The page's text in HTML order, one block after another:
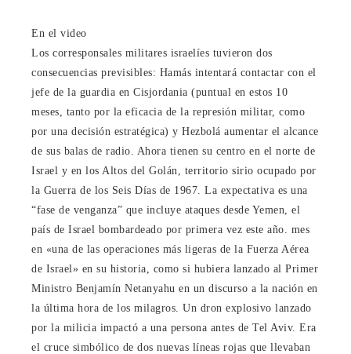
En el video
Los corresponsales militares israelíes tuvieron dos
consecuencias previsibles: Hamás intentará contactar con el
jefe de la guardia en Cisjordania (puntual en estos 10
meses, tanto por la eficacia de la represión militar, como
por una decisión estratégica) y Hezbolá aumentar el alcance
de sus balas de radio. Ahora tienen su centro en el norte de
Israel y en los Altos del Golán, territorio sirio ocupado por
la Guerra de los Seis Días de 1967. La expectativa es una
“fase de venganza” que incluye ataques desde Yemen, el
país de Israel bombardeado por primera vez este año. mes
en «una de las operaciones más ligeras de la Fuerza Aérea
de Israel» en su historia, como si hubiera lanzado al Primer
Ministro Benjamín Netanyahu en un discurso a la nación en
la última hora de los milagros. Un dron explosivo lanzado
por la milicia impactó a una persona antes de Tel Aviv. Era
el cruce simbólico de dos nuevas líneas rojas que llevaban